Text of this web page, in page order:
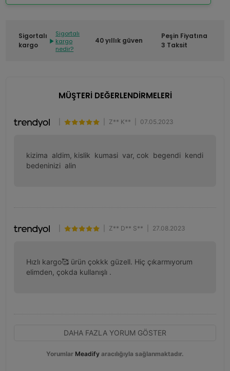
Sigortalı
kargo
Sigortalı
kargo
nedir?
40 yıllık güven
Peşin Fiyatına
3 Taksit
MÜŞTERİ DEĞERLENDİRMELERİ
Z** K** 07.05.2023
kizima  aldim, kislik  kumasi  var, cok  begendi  kendi
bedeninizi  alin
Z** D** S** 27.08.2023
Hızlı kargo🥰 ürün çokkk güzell. Hiç çıkarmıyorum
elimden, çokda kullanışlı .
DAHA FAZLA YORUM GÖSTER
Yorumlar Meadify aracılığıyla sağlanmaktadır.